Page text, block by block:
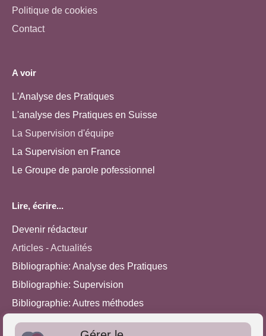
Politique de cookies
Contact
A voir
L'Analyse des Pratiques
L'analyse des Pratiques en Suisse
La Supervision d'équipe
La Supervision en France
Le Groupe de parole pofessionnel
Lire, écrire...
Devenir rédacteur
Articles - Actualités
Bibliographie: Analyse des Pratiques
Bibliographie: Supervision
Bibliographie: Autres méthodes
Approches de l'Analyse des pratiques